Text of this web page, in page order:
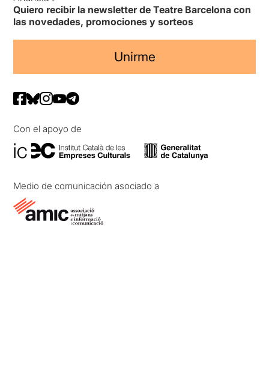
Quiero recibir la newsletter de Teatre Barcelona con
las novedades, promociones y sorteos
Unirme
Con el apoyo de
Medio de comunicación asociado a